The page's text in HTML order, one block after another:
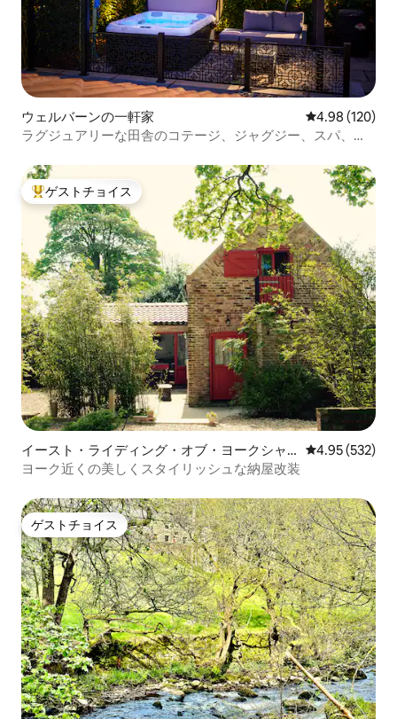
ウェルバーンの一軒家 レビュー120
4.98 (120)
ラグジュアリーな田舎のコテージ、ジャグジー、スパ、隠
大好評のゲストチョイスです。
ゲストチョイス
イースト・ライディング・オブ・ヨークシャ
ーの一軒家
レビュー532
4.95 (532)
ヨーク近くの美しくスタイリッシュな納屋改装
ゲストチョイス
ゲストチョイス